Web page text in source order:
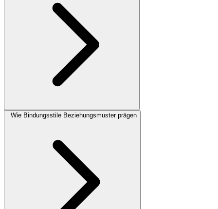
Wie Bindungsstile Beziehungsmuster prägen